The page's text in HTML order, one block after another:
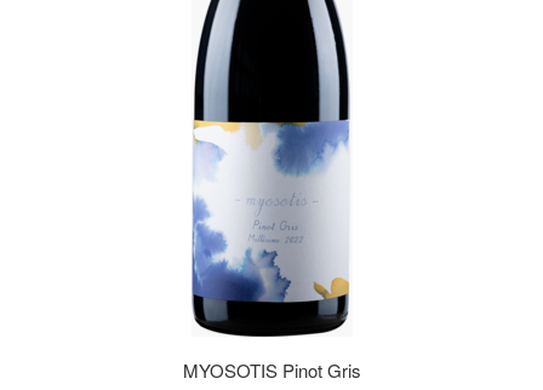
MYOSOTIS Pinot Gris